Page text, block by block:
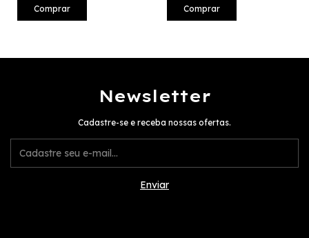
Comprar Comprar
Newsletter
Cadastre-se e receba nossas ofertas.